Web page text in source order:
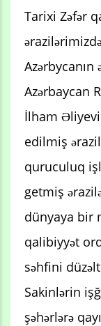
Tarixi Zəfər
Azərbaycan
İlham
edilmiş
quruculuq
getmiş
dünyaya bir
qalibiyyət
səhfini
Sakinlərin
şəhərlərə